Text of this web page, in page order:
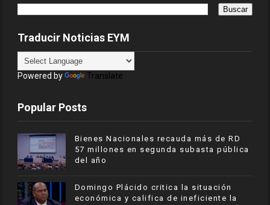
Traducir Noticias EYM
Powered by Translate
Popular Posts
Bienes Nacionales recauda más de RD
57 millones en segunda subasta pública
del año
​Domingo Plácido critica la situación
económica y califica de ineficiente la